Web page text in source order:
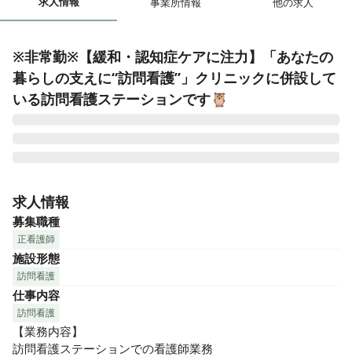
※非常勤※【緩和・認知症ケアに注力】「あなたの
暮らしの支えに“訪問看護”」クリニックに併設して
いる訪問看護ステーションです🦉
ンです。
クリニックとの協力体制もあり、ドクターに直接相談ができ
ます。
特に、緩和・認知症のケアには力を入れています。
求人情報
募集職種
正看護師
施設形態
訪問看護
仕事内容
訪問看護
【業務内容】
訪問看護ステーションでの看護師業務